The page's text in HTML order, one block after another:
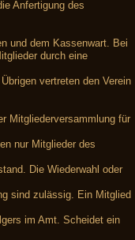
Anfertigung des
und dem Kassenwart. Bei
durch eine
vertreten den Verein
Mitgliederversammlung für
nur Mitglieder des
Die Wiederwahl oder
sind zulässig. Ein Mitglied
im Amt. Scheidet ein